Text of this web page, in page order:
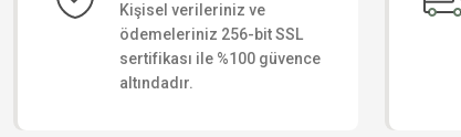
Kişisel verileriniz ve
ödemeleriniz 256-bit SSL
sertifikası ile %100 güvence
altındadır.